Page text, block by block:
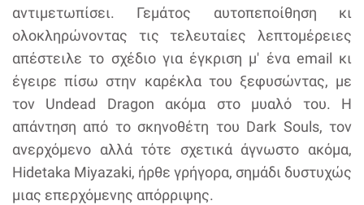
αντιμετωπίσει. Γεμάτος αυτοπεποίθηση κι
ολοκληρώνοντας τις τελευταίες λεπτομέρειες
απέστειλε το σχέδιο για έγκριση μ' ένα email κι
έγειρε πίσω στην καρέκλα του ξεφυσώντας, με
τον Undead Dragon ακόμα στο μυαλό του. Η
απάντηση από το σκηνοθέτη του Dark Souls, τον
ανερχόμενο αλλά τότε σχετικά άγνωστο ακόμα,
Hidetaka Miyazaki, ήρθε γρήγορα, σημάδι δυστυχώς
μιας επερχόμενης απόρριψης.